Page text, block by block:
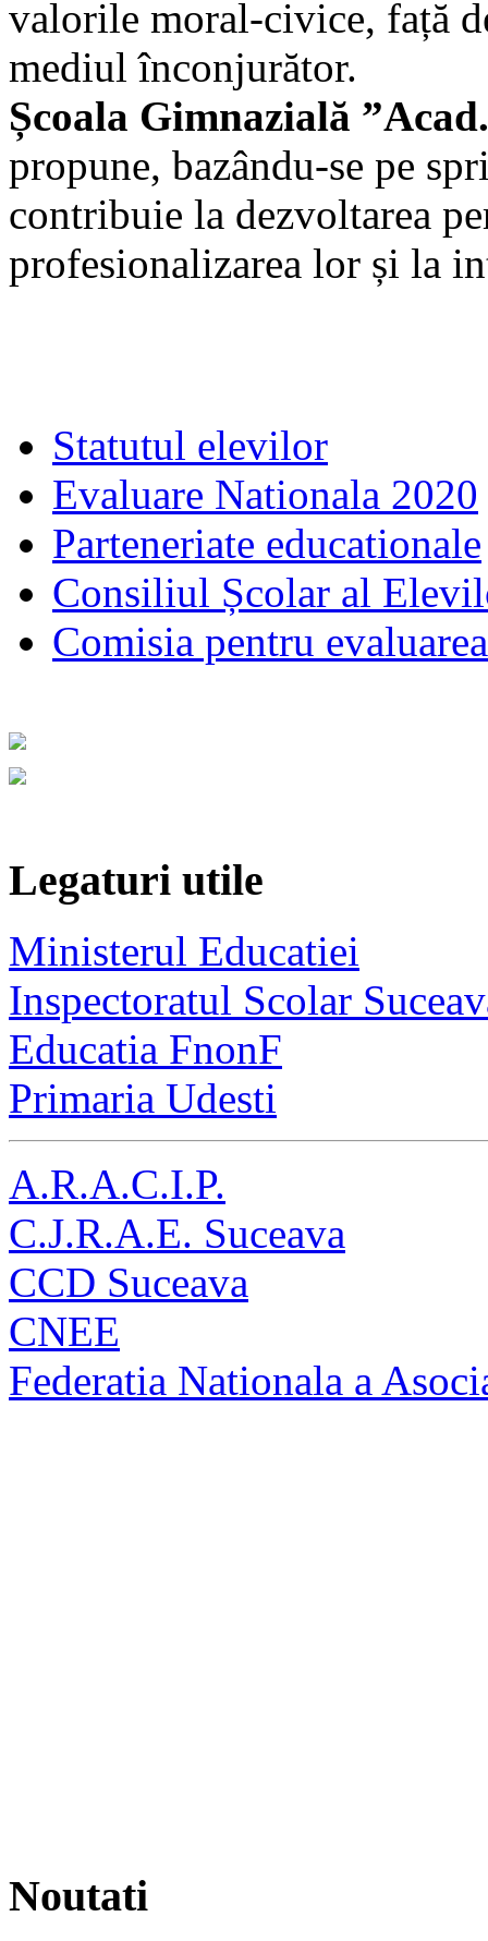
valorile moral-civice, față
mediul înconjurător.
Școala Gimnazială
propune, bazându-se pe
contribuie la dezvoltarea
profesionalizarea lor și la
Statutul elevilor
Evaluare Nationala 2020
Parteneriate educationale
Consiliul Școlar al
Comisia pentru
Legaturi utile
Ministerul Educatiei
Inspectoratul Scolar
Educatia FnonF
Primaria Udesti
A.R.A.C.I.P.
C.J.R.A.E. Suceava
CCD Suceava
CNEE
Federatia Nationala a
Noutati